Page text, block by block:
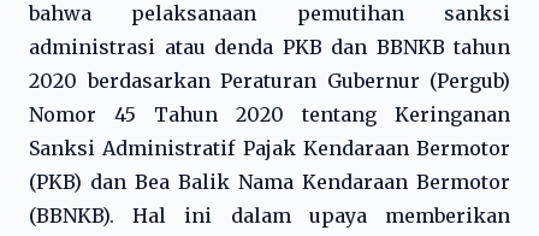
bahwa pelaksanaan pemutihan sanksi
administrasi atau denda PKB dan BBNKB tahun
2020 berdasarkan Peraturan Gubernur (Pergub)
Nomor 45 Tahun 2020 tentang Keringanan
Sanksi Administratif Pajak Kendaraan Bermotor
(PKB) dan Bea Balik Nama Kendaraan Bermotor
(BBNKB). Hal ini dalam upaya memberikan